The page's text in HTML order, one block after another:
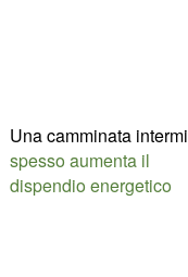
Una camminata
spesso aumenta il
dispendio energetico